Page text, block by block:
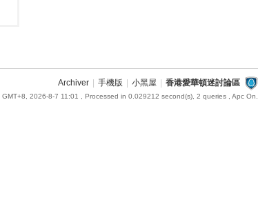
Archiver 手機版 小黑屋 香港愛華頓迷討論區
GMT+8, 2026-8-7 11:01 , Processed in 0.029212 second(s), 2 queries , Apc On.